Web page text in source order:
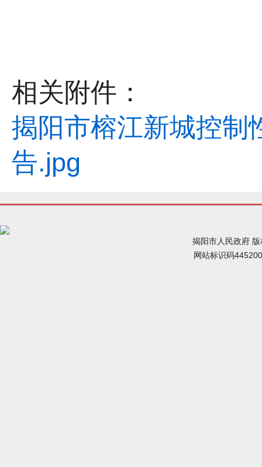
相关附件：
揭阳市榕江新城控制
告.jpg
揭阳市人民政府
网站标识码